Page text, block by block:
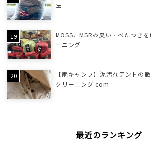
法
MOSS、MSRの臭い・べたつき
ーニング
【雨キャンプ】泥汚れテントの
クリーニング.com」
最近のランキング